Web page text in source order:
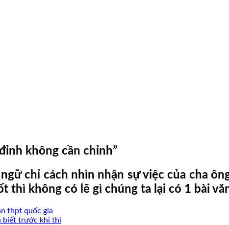
không cần chỉnh”
chỉ cách nhìn nhận sự việc của cha
thì không có lẽ gì chúng ta lại có 1 bài
thpt quốc gia
biết trước khi thi